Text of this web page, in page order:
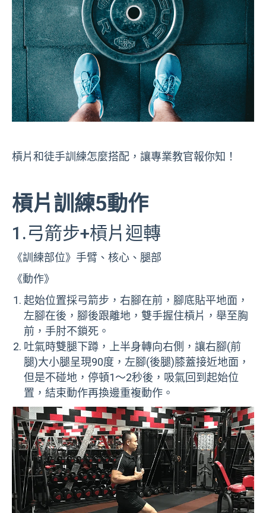
槓片和徒手訓練怎麼搭配，讓專業教官報你知！
槓片訓練5動作
1.弓箭步+槓片迴轉
《訓練部位》手臂、核心、腿部
《動作》
起始位置採弓箭步，右腳在前，腳底貼平地面，
左腳在後，腳後跟離地，雙手握住槓片，舉至胸
前，手肘不鎖死。
吐氣時雙腿下蹲，上半身轉向右側，讓右腳(前
腿)大小腿呈現90度，左腳(後腿)膝蓋接近地面，
但是不碰地，停頓1～2秒後，吸氣回到起始位
置，結束動作再換邊重複動作。